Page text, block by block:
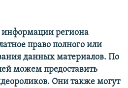
информации региона
право полного или
данных материалов. По
можем предоставить
Они также могут